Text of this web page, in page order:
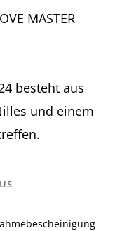
MASTER
besteht aus
und einem